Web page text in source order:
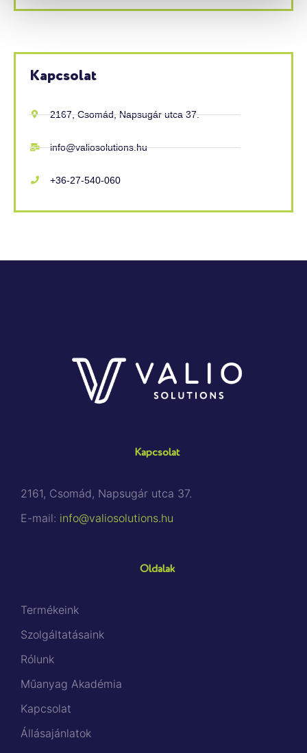
Kapcsolat
2167, Csomád, Napsugár utca 37.
info@valiosolutions.hu
+36-27-540-060
Kapcsolat
2161, Csomád, Napsugár utca 37.
E-mail: info@valiosolutions.hu
Oldalak
Termékeink
Szolgáltatásaink
Rólunk
Műanyag Akadémia
Kapcsolat
Állásajánlatok